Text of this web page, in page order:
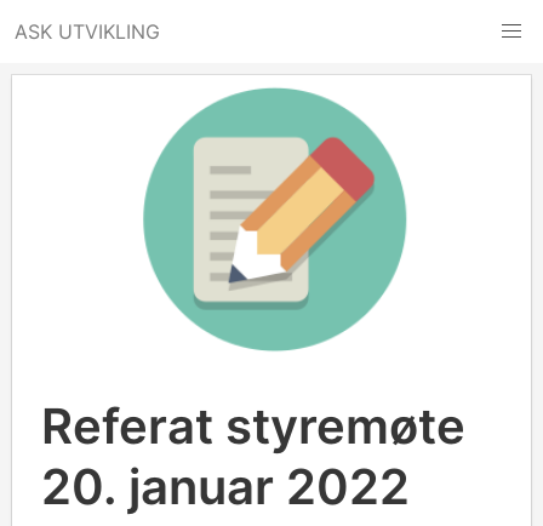
til
innhold
ASK UTVIKLING
Referat styremøte
20. januar 2022